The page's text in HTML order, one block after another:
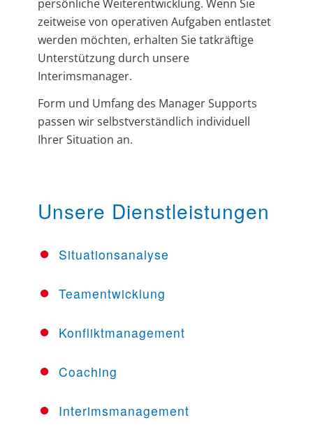
persönliche Weiterentwicklung. Wenn Sie
zeitweise von operativen Aufgaben entlastet
werden möchten, erhalten Sie tatkräftige
Unterstützung durch unsere
Interimsmanager.
Form und Umfang des Manager Supports
passen wir selbstverständlich individuell
Ihrer Situation an.
Unsere Dienstleistungen
Situationsanalyse
Teamentwicklung
Konfliktmanagement
Coaching
Interimsmanagement